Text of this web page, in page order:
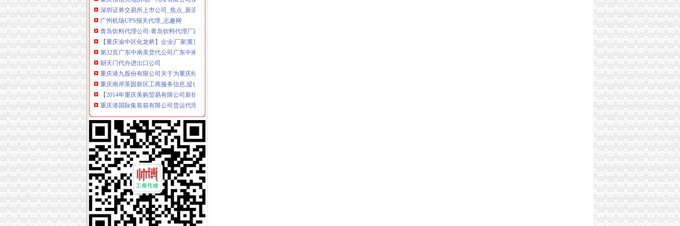
广州机场UPS报关代理_志趣网
青岛饮料代理公司-青岛饮料代理厂家-|必途青岛饮料代理公司排行榜
【重庆渝中区化龙桥】企业|厂家|黄页|名录_第3页_顺企网
第32页广东中南美货代公司广东中南美货运代理公司黄页广东中南美
朝天门代办进出口公司
重庆港九股份有限公司关于为重庆经略实业有限责任公司提供担保的公
重庆南岸茶园新区工商服务信息,提供新重庆南岸茶园新区财税服务
【2014年重庆美购贸易有限公司新招聘信息_电话_地址】-赶集网
重庆港国际集装箱有限公司货运代理分公司|重庆港国际集装箱有限公司
重庆科技类公司注册–爱帮网商务服务专题
朝天门火锅加盟_朝天门火锅加盟店_朝天门火锅加盟费多少-中国连锁网
重庆雅皎贸易有限公司2017新招聘信息_电话_地址-58企业名录
重庆国际货运专线：渝新欧进口平行车运输清关代理-重庆爱问分类
【重庆朝天门易碎品物流_易碎品运输价格_易碎品托运电话】-重庆赶
重庆微商服装代理一手货源重庆女孩服装批发-服装服饰-供求信息-中国
大坪代办进出口公司
其他职位_大坪企业新招聘信息-广州58同城
法国台灯/落地灯进口代理报关公司-报关服务-久久信息网
帅博工商*办重庆公司注册-帅博工商咨询服务部
重庆验资开户：代办公司代办区县主城房地产开发资质,入渝备案,执
平安保险代理有限公司重庆分公司大坪营业部